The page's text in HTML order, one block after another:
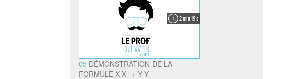
2 min 19 s
05 DÉMONSTRATION DE LA
FORMULE X X ‘ + Y Y ‘